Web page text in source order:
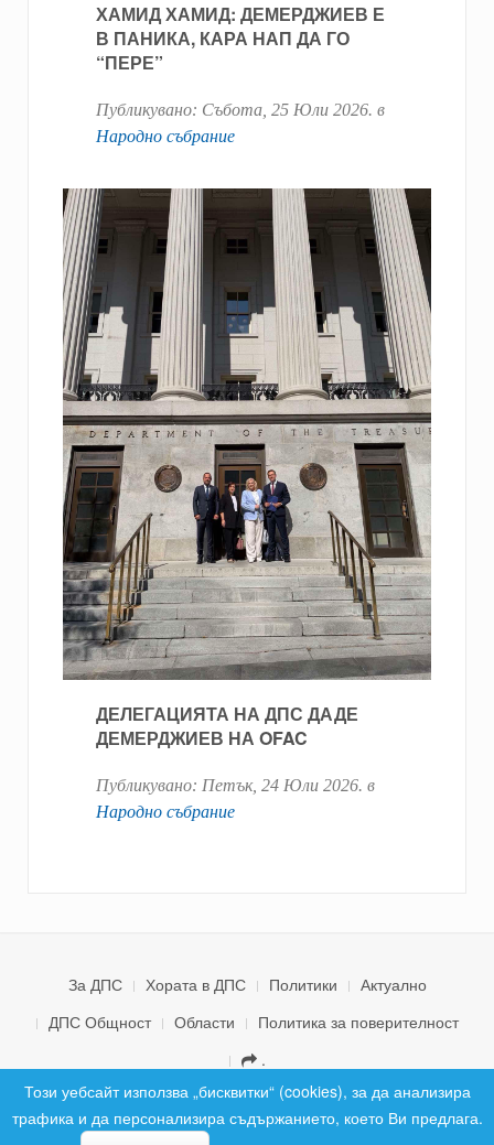
ХАМИД ХАМИД: ДЕМЕРДЖИЕВ Е
В ПАНИКА, КАРА НАП ДА ГО
“ПЕРЕ”
Публикувано: Събота, 25 Юли 2026. в
Народно събрание
ДЕЛЕГАЦИЯТА НА ДПС ДАДЕ
ДЕМЕРДЖИЕВ НА OFAC
Публикувано: Петък, 24 Юли 2026. в
Народно събрание
За ДПС Хората в ДПС Политики
Актуално
ДПС Общност
Области
Политика за поверителност
.
© 2026 ДПС България. Всички права запазени.
Този уебсайт използва „бисквитки“ (cookies), за да анализира
трафика и да персонализира съдържанието, което Ви предлага.